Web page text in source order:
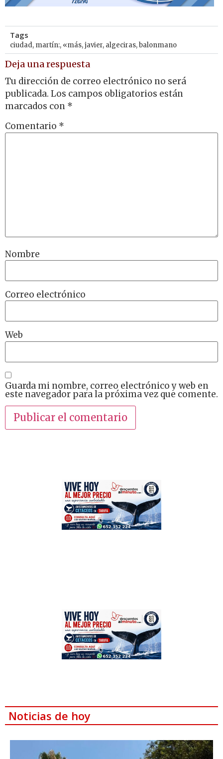
Tags
ciudad, martín:, «más,javier, algeciras,balonmano
Deja una respuesta
Tu dirección de correo electrónico no será
publicada. Los campos obligatorios están
marcados con *
Comentario *
Nombre
Correo electrónico
Web
Guarda mi nombre, correo electrónico y web en
este navegador para la próxima vez que comente.
Noticias de hoy